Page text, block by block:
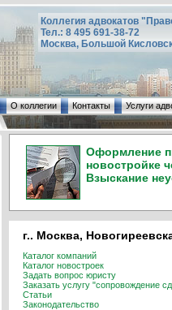
Коллегия адвокатов
Тел.: 8 495 691-38-72
Москва, Большой
О коллегии Контакты Услуги
Оформление
новостройке
Взыскание
г.. Москва,
Каталог компаний
Каталог новостроек
Задать вопрос юристу
Заказать услугу "сопровождение
Статьи
Законодательство